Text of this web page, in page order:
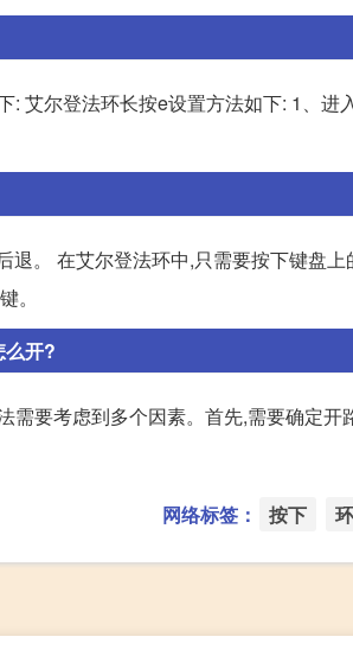
: 艾尔登法环长按e设置方法如下: 1、进
退。 在艾尔登法环中,只需要按下键盘
。
么开?
需要考虑到多个因素。首先,需要确定
网络标签： 按下